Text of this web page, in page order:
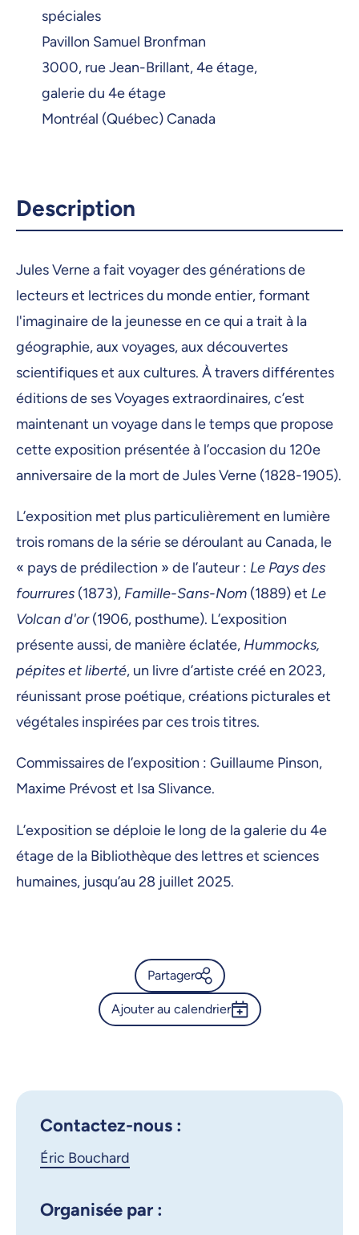
spéciales
Pavillon Samuel Bronfman
3000, rue Jean-Brillant, 4e étage,
galerie du 4e étage
Montréal (Québec) Canada
Description
Jules Verne a fait voyager des générations de
lecteurs et lectrices du monde entier, formant
l'imaginaire de la jeunesse en ce qui a trait à la
géographie, aux voyages, aux découvertes
scientifiques et aux cultures. À travers différentes
éditions de ses Voyages extraordinaires, c’est
maintenant un voyage dans le temps que propose
cette exposition présentée à l’occasion du 120e
anniversaire de la mort de Jules Verne (1828-1905).
L’exposition met plus particulièrement en lumière
trois romans de la série se déroulant au Canada, le
« pays de prédilection » de l’auteur : Le Pays des
fourrures (1873), Famille-Sans-Nom (1889) et Le
Volcan d'or(1906, posthume). L’exposition
présente aussi, de manière éclatée, Hummocks,
pépites et liberté, un livre d’artiste créé en 2023,
réunissant prose poétique, créations picturales et
végétales inspirées par ces trois titres.
Commissaires de l’exposition : Guillaume Pinson,
Maxime Prévost et Isa Slivance.
L’exposition se déploie le long de la galerie du 4e
étage de la Bibliothèque des lettres et sciences
humaines, jusqu’au 28 juillet 2025.
Partager
Calendrier de l’Université de
X.com
Ajouter au calendrier
Contactez-nous :
Éric Bouchard
Organisée par :